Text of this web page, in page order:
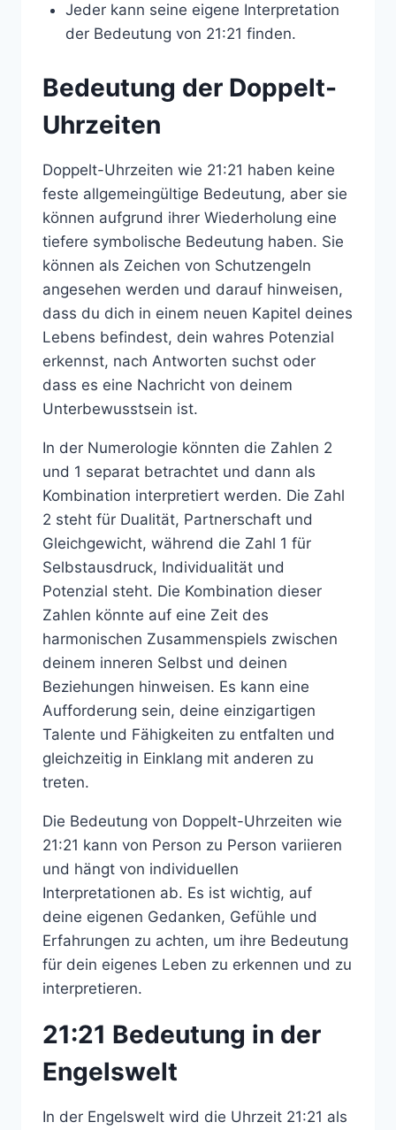
Jeder kann seine eigene Interpretation
der Bedeutung von 21:21 finden.
Bedeutung der Doppelt-
Uhrzeiten
Doppelt-Uhrzeiten wie 21:21 haben keine
feste allgemeingültige Bedeutung, aber sie
können aufgrund ihrer Wiederholung eine
tiefere symbolische Bedeutung haben. Sie
können als Zeichen von Schutzengeln
angesehen werden und darauf hinweisen,
dass du dich in einem neuen Kapitel deines
Lebens befindest, dein wahres Potenzial
erkennst, nach Antworten suchst oder
dass es eine Nachricht von deinem
Unterbewusstsein ist.
In der Numerologie könnten die Zahlen 2
und 1 separat betrachtet und dann als
Kombination interpretiert werden. Die Zahl
2 steht für Dualität, Partnerschaft und
Gleichgewicht, während die Zahl 1 für
Selbstausdruck, Individualität und
Potenzial steht. Die Kombination dieser
Zahlen könnte auf eine Zeit des
harmonischen Zusammenspiels zwischen
deinem inneren Selbst und deinen
Beziehungen hinweisen. Es kann eine
Aufforderung sein, deine einzigartigen
Talente und Fähigkeiten zu entfalten und
gleichzeitig in Einklang mit anderen zu
treten.
Die Bedeutung von Doppelt-Uhrzeiten wie
21:21 kann von Person zu Person variieren
und hängt von individuellen
Interpretationen ab. Es ist wichtig, auf
deine eigenen Gedanken, Gefühle und
Erfahrungen zu achten, um ihre Bedeutung
für dein eigenes Leben zu erkennen und zu
interpretieren.
21:21 Bedeutung in der
Engelswelt
In der Engelswelt wird die Uhrzeit 21:21 als